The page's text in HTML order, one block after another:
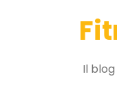
Il